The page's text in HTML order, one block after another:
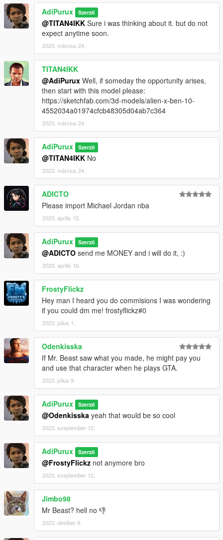
AdiPurux Szerző
@TITAN4IKK Sure i was thinking about it. but do not
expect anytime soon.
2023. március 24.
TITAN4IKK
@AdiPurux Well, if someday the opportunity arises,
then start with this model please:
https://sketchfab.com/3d-models/alien-x-ben-10-
4552034a01974cfcb48305d04ab7c364
2023. március 24.
AdiPurux Szerző
@TITAN4IKK No
2023. március 24.
ADICTO
Please import Michael Jordan nba
2023. április 15.
AdiPurux Szerző
@ADICTO send me MONEY and i will do it, :)
2023. április 16.
FrostyFlickz
Hey man I heard you do commisions I was wondering
if you could dm me! frostyflickz#0
2023. július 1.
Odenkisska
If Mr. Beast saw what you made, he might pay you
and use that character when he plays GTA.
2023. július 9.
AdiPurux Szerző
@Odenkisska yeah that would be so cool
2023. szeptember 12.
AdiPurux Szerző
@FrostyFlickz not anymore bro
2023. szeptember 12.
Jimbo98
Mr Beast? hell no 👎
2023. október 9.